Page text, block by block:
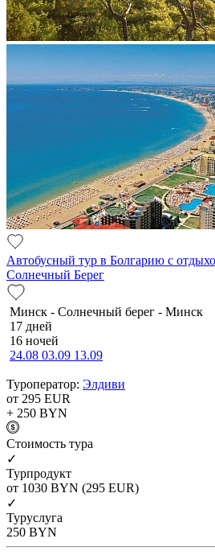
Автобусный тур в Болгарию с
Солнечный Берег
Минск - Солнечный берег - Минск
17 дней
16 ночей
24.08 03.09 13.09
Туроператор: Элдиви
от 295 EUR
+ 250 BYN
Cтоимость тура
✓
Турпродукт
от 1030 BYN (295 EUR)
✓
Туруслуга
250 BYN